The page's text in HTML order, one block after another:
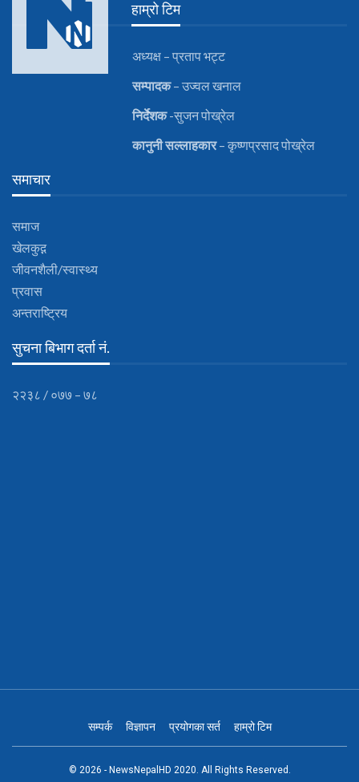
हाम्रो टिम
अध्यक्ष – प्रताप भट्ट
सम्पादक– उज्वल खनाल
निर्देशक-सुजन पोख्रेल
कानुनीसल्लाहकार– कृष्णप्रसाद पोख्रेल
समाचार
समाज
खेलकुद़़
जीवनशैली/स्वास्थ्य
प्रवास
अन्तराष्ट्रिय
सुचना बिभाग दर्ता नं.
२२३८ / ०७७ – ७८
सम्पर्क विज्ञापन प्रयोगका सर्त हाम्रो टिम
© 2026 - NewsNepalHD 2020. All Rights Reserved.